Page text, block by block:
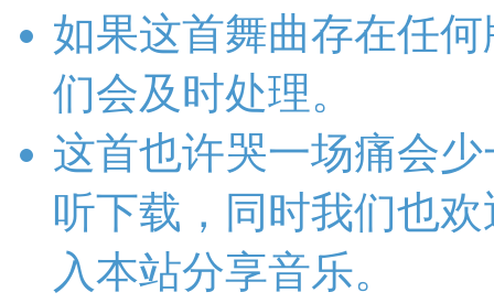
如果这首舞曲存在任
们会及时处理。
这首也许哭一场痛会
听下载，同时我们也
入本站分享音乐。